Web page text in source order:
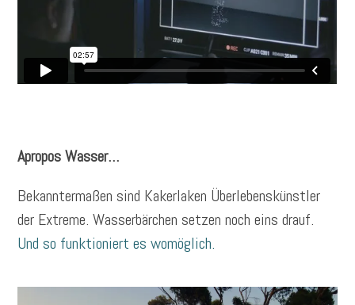
Apropos Wasser…
Bekanntermaßen sind Kakerlaken Überlebenskünstler
der Extreme. Wasserbärchen setzen noch eins drauf.
Und so funktioniert es womöglich.